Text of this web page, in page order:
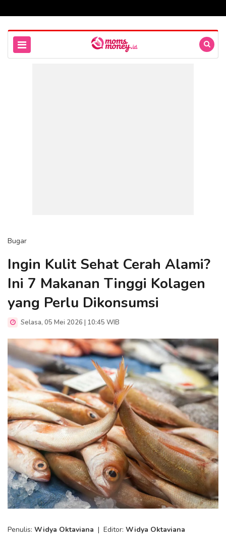
Bugar
Ingin Kulit Sehat Cerah Alami?
Ini 7 Makanan Tinggi Kolagen
yang Perlu Dikonsumsi
Selasa, 05 Mei 2026 | 10:45 WIB
Penulis: Widya Oktaviana | Editor: Widya Oktaviana